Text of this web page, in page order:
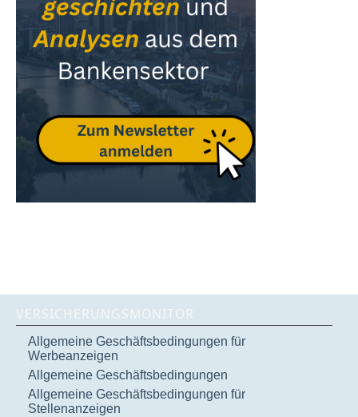
VERSICHERUNGSMONITOR
Allgemeine Geschäftsbedingungen für
Werbeanzeigen
Allgemeine Geschäftsbedingungen
Allgemeine Geschäftsbedingungen für
Stellenanzeigen